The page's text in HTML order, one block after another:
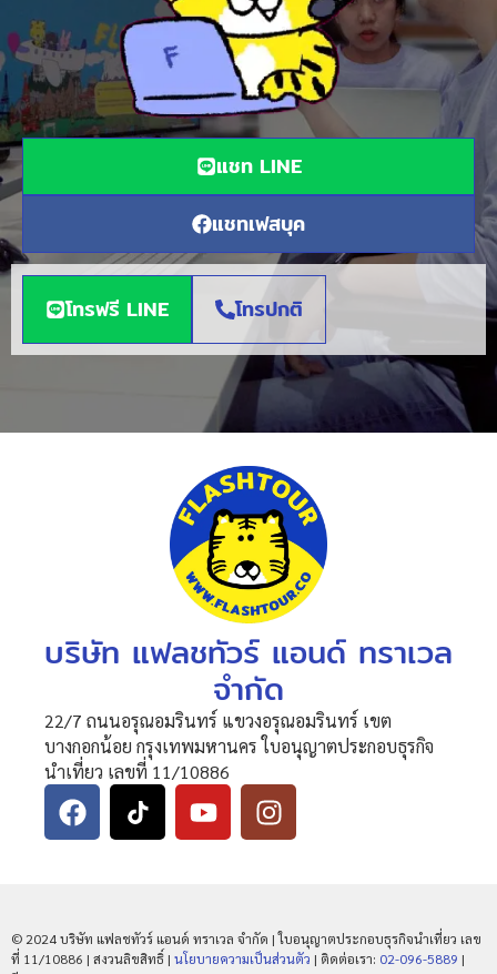
แชท LINE
แชทเฟสบุค
โทรฟรี LINE โทรปกติ
บริษัท แฟลชทัวร์ แอนด์ ทราเวล
จำกัด
22/7 ถนนอรุณอมรินทร์ แขวงอรุณอมรินทร์ เขต
บางกอกน้อย กรุงเทพมหานคร ใบอนุญาตประกอบธุรกิจ
นำเที่ยว เลขที่ 11/10886
© 2024 บริษัท แฟลชทัวร์ แอนด์ ทราเวล จำกัด | ใบอนุญาตประกอบธุรกิจนำเที่ยว เลข
ที่ 11/10886 | สงวนลิขสิทธิ์ | นโยบายความเป็นส่วนตัว | ติดต่อเรา: 02-096-5889 |